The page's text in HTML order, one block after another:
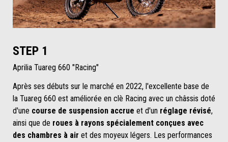
STEP 1
Aprilia Tuareg 660 "Racing"
Après ses débuts sur le marché en 2022, l'excellente base de
la Tuareg 660 est améliorée en clè Racing avec un châssis doté
d'une course de suspension accrue et d'un réglage révisé,
ainsi que de roues à rayons spécialement conçues avec
des chambres à air et des moyeux légers. Les performances